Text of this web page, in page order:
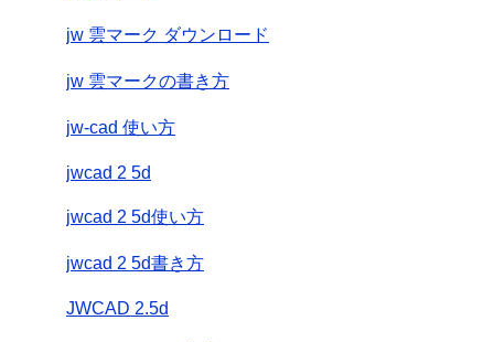
jw 雲マーク ダウンロード
jw 雲マークの書き方
jw-cad 使い方
jwcad 2 5d
jwcad 2 5d使い方
jwcad 2 5d書き方
JWCAD 2.5d